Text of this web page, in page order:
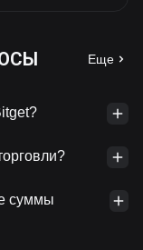
Еще
суммы